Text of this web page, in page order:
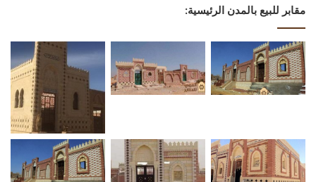
مقابر للبيع بالمدن الرئيسية: